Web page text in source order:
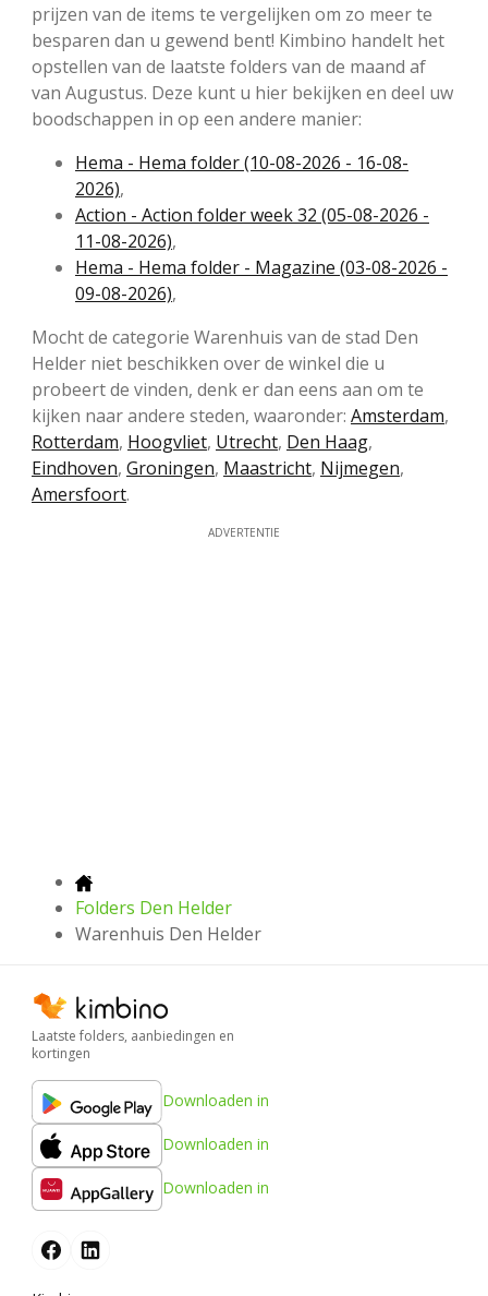
prijzen van de items te vergelijken om zo meer te
besparen dan u gewend bent! Kimbino handelt het
opstellen van de laatste folders van de maand af
van Augustus. Deze kunt u hier bekijken en deel uw
boodschappen in op een andere manier:
Hema - Hema folder (10-08-2026 - 16-08-
2026),
Action - Action folder week 32 (05-08-2026 -
11-08-2026),
Hema - Hema folder - Magazine (03-08-2026 -
09-08-2026),
Mocht de categorie Warenhuis van de stad Den
Helder niet beschikken over de winkel die u
probeert de vinden, denk er dan eens aan om te
kijken naar andere steden, waaronder: Amsterdam,
Rotterdam, Hoogvliet, Utrecht, Den Haag,
Eindhoven, Groningen, Maastricht, Nijmegen,
Amersfoort.
ADVERTENTIE
Folders Den Helder
Warenhuis Den Helder
Laatste folders, aanbiedingen en
kortingen
Downloaden in
Downloaden in
Downloaden in